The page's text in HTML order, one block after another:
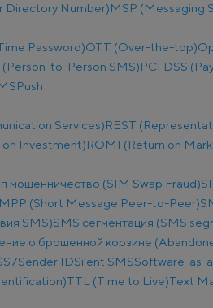
Directory Number)MSP (Messaging
Password)OTT (Over-the-top)
(Person-to-Person SMS)PCI DSS
Push
Services)REST
on Investment)ROMI (Return on
мошенничество (SIM Swap Fraud)
(Short Message Peer-to-Peer)
SMS)SMS сегментация (SMS
о брошенной корзине
Sender IDSilent SMSSoftware-as-
TTL (Time to Live)Text